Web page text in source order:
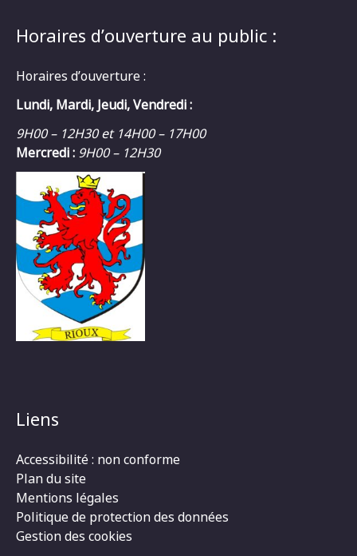
Horaires d’ouverture au public :
Horaires d’ouverture :
Lundi, Mardi, Jeudi, Vendredi :
9H00 – 12H30 et 14H00 – 17H00
Mercredi : 9H00 – 12H30
Liens
Accessibilité : non conforme
Plan du site
Mentions légales
Politique de protection des données
Gestion des cookies